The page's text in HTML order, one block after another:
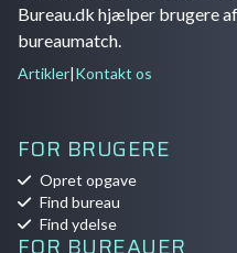
Bureau.dk hjælper brugere
bureaumatch.
Artikler|Kontakt os
FOR BRUGERE
Opret opgave
Find bureau
Find ydelse